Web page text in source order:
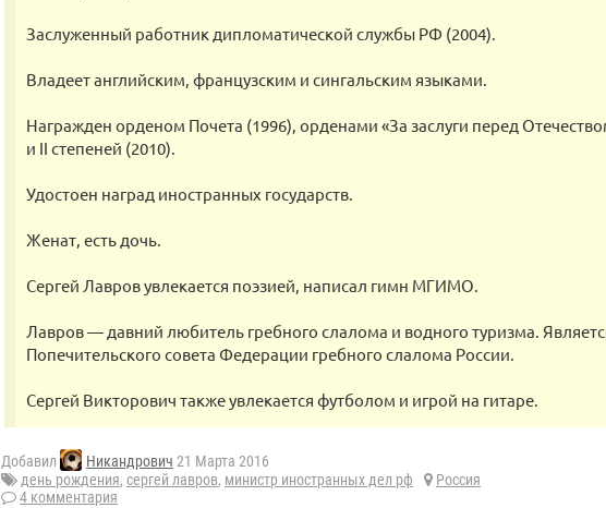
Заслуженный работник дипломатической службы РФ (2004).
Владеет английским, французским и сингальским языками.
Награжден орденом Почета (1996), орденами «За заслуги перед
и II степеней (2010).
Удостоен наград иностранных государств.
Женат, есть дочь.
Сергей Лавров увлекается поэзией, написал гимн МГИМО.
Лавров — давний любитель гребного слалома и водного туризма.
Попечительского совета Федерации гребного слалома России.
Сергей Викторович также увлекается футболом и игрой на гитаре.
Добавил Никандрович 21 Марта 2016
день рождения, сергей лавров, министр иностранных дел рф
Россия
4 комментария